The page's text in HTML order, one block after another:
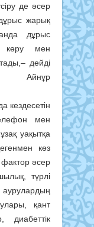
де әсер
жарық
дұрыс
көру мен
дейді
Айнұр
кездесетін
мен
уақытқа
көз
әсер
түрлі
қант
диабеттік